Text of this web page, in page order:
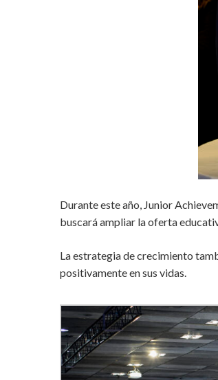
Durante este año, Junior
buscará ampliar la oferta
La estrategia de crecimiento
positivamente en sus vidas.